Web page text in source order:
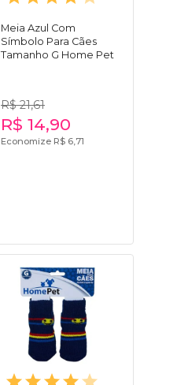
Meia Azul Com
Símbolo Para Cães
Tamanho G Home Pet
R$ 21,61
R$ 14,90
Economize R$ 6,71